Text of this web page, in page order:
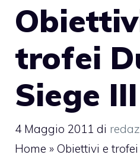
trofei
Siege III
4 Maggio 2011 di
Home » Obiettivi e